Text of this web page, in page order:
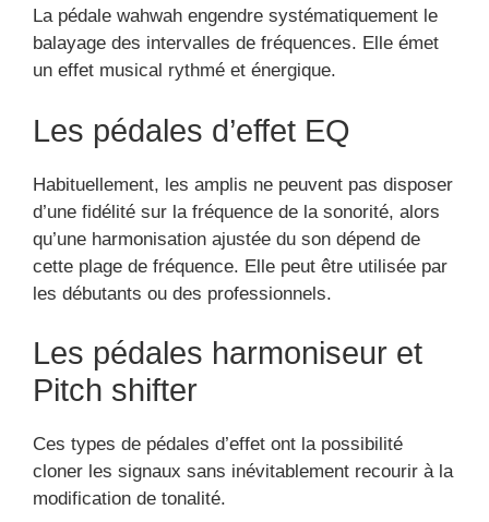
La pédale wahwah engendre systématiquement le
balayage des intervalles de fréquences. Elle émet
un effet musical rythmé et énergique.
Les pédales d’effet EQ
Habituellement, les amplis ne peuvent pas disposer
d’une fidélité sur la fréquence de la sonorité, alors
qu’une harmonisation ajustée du son dépend de
cette plage de fréquence. Elle peut être utilisée par
les débutants ou des professionnels.
Les pédales harmoniseur et
Pitch shifter
Ces types de pédales d’effet ont la possibilité
cloner les signaux sans inévitablement recourir à la
modification de tonalité.